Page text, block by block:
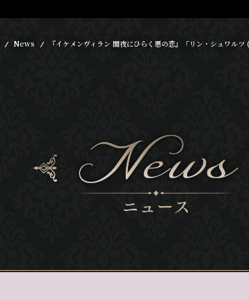
News 『イケメンヴィラン 闇夜にひらく悪の恋』「リン・シュワル